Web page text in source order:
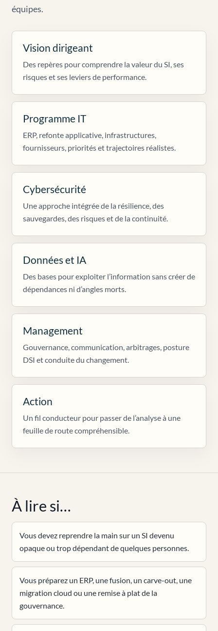
équipes.
Vision dirigeant
Des repères pour comprendre la valeur du SI, ses
risques et ses leviers de performance.
Programme IT
ERP, refonte applicative, infrastructures,
fournisseurs, priorités et trajectoires réalistes.
Cybersécurité
Une approche intégrée de la résilience, des
sauvegardes, des risques et de la continuité.
Données et IA
Des bases pour exploiter l’information sans créer de
dépendances ni d’angles morts.
Management
Gouvernance, communication, arbitrages, posture
DSI et conduite du changement.
Action
Un fil conducteur pour passer de l’analyse à une
feuille de route compréhensible.
À lire si…
Vous devez reprendre la main sur un SI devenu
opaque ou trop dépendant de quelques personnes.
Vous préparez un ERP, une fusion, un carve-out, une
migration cloud ou une remise à plat de la
gouvernance.